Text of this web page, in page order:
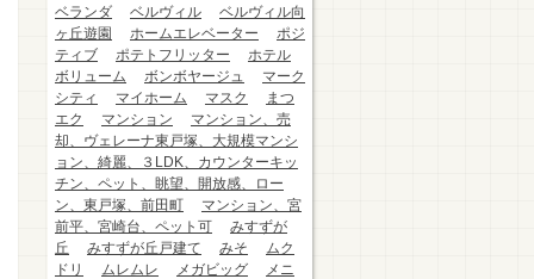
ベランダ
ベルヴィル
ベルヴィル向
ヶ丘遊園
ホームエレベーター
ポジ
ティブ
ポテトフリッター
ホテル
ボリューム
ボンボヤージュ
マーク
シティ
マイホーム マスク
まつ
エク
マンション
マンション、売
却、ヴェレーナ東戸塚、大規模マンシ
ョン、綺麗、３LDK、カウンターキッ
チン、ペット、眺望、開放感、ロー
ン、東戸塚、前田町
マンション、宮
前平、宮崎台、ペット可
みすずが
丘
みすずが丘戸建て みそ
ムク
ドリ
ムレムレ メガビッグ
メニ